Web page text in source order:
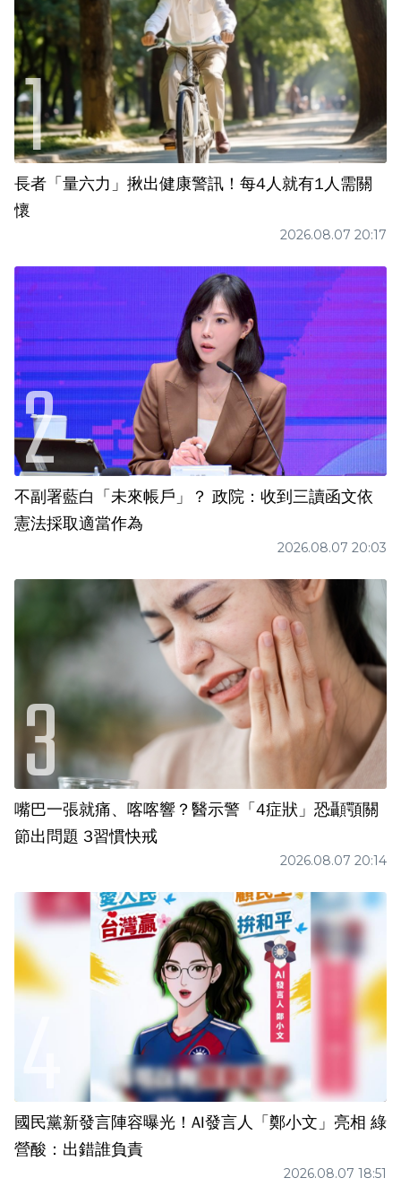
長者「量六力」揪出健康警訊！每4人就有1人需關
懷
2026.08.07 20:17
不副署藍白「未來帳戶」？ 政院：收到三讀函文依
憲法採取適當作為
2026.08.07 20:03
嘴巴一張就痛、喀喀響？醫示警「4症狀」恐顳顎關
節出問題 3習慣快戒
2026.08.07 20:14
國民黨新發言陣容曝光！AI發言人「鄭小文」亮相 綠
營酸：出錯誰負責
2026.08.07 18:51